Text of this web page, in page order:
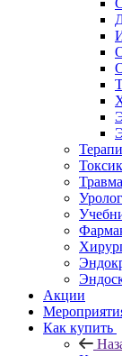
Акции
Как купить